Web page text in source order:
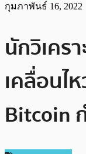
กุมภาพันธ์ 16, 2022
นักวิเคร
เคลื่อนไ
Bitcoin